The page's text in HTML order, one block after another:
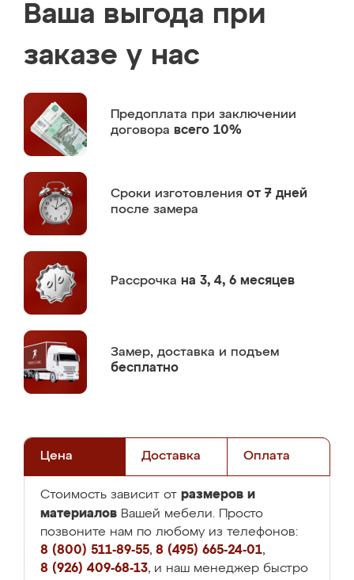
Ваша выгода при
заказе у нас
Предоплата при заключении
договора всего 10%
Сроки изготовления от 7 дней
после замера
Рассрочка на 3, 4, 6 месяцев
Замер, доставка и подъем
бесплатно
Цена Доставка Оплата
Стоимость зависит от размеров и
материалов Вашей мебели. Просто
позвоните нам по любому из телефонов:
8 (800) 511-89-55, 8 (495) 665-24-01,
8 (926) 409-68-13, и наш менеджер быстро